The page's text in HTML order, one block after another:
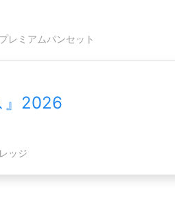
プレミアムパンセット
』2026
ッジ